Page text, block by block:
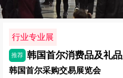
行业专业展
推荐 韩国首尔消费品及礼
韩国首尔采购交易展览会